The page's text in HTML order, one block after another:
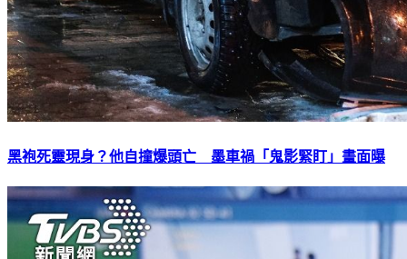
黑袍死靈現身？他自撞爆頭亡 墨車禍「鬼影緊盯」畫面曝